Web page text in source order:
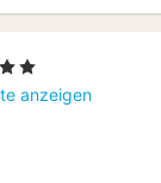
anzeigen